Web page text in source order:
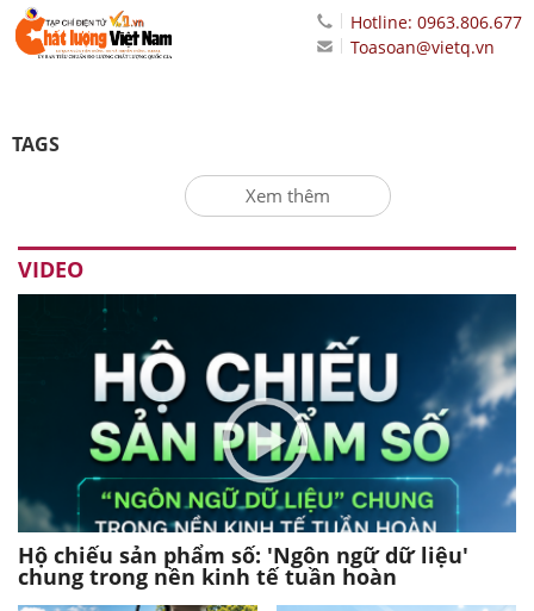
Hotline: 0963.806.677
Toasoan@vietq.vn
TAGS
Xem thêm
VIDEO
Hộ chiếu sản phẩm số: 'Ngôn ngữ dữ liệu'
chung trong nền kinh tế tuần hoàn